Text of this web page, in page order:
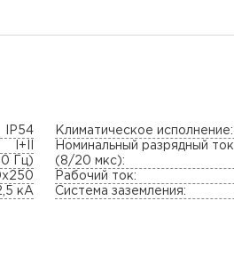
IP54
I+II
Гц)
кА
Климатическое исполнение:
Номинальный разрядный ток
(8/20 мкс):
Рабочий ток:
Система заземления: